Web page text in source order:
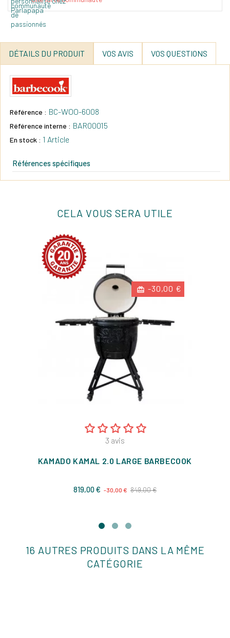
DÉTAILS DU PRODUIT VOS AVIS VOS QUESTIONS
Référence : BC-WOO-6008
Référence interne : BAR00015
En stock : 1 Article
Références spécifiques
CELA VOUS SERA UTILE
-30,00 €
3 avis
KAMADO KAMAL 2.0 LARGE BARBECOOK
819,00 € Prix
-30,00 € 849,00 €Prix
16 AUTRES PRODUITS DANS LA MÊME
CATÉGORIE